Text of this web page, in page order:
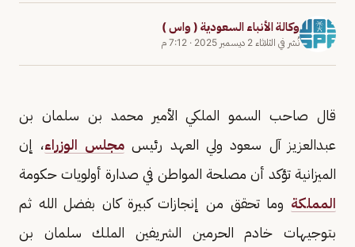
وكالة الأنباء السعودية ( واس )
نُشر في الثلاثاء 2 ديسمبر 2025 · 7:12 م
قال صاحب السمو الملكي الأمير محمد بن سلمان بن
عبدالعزيز آل سعود ولي العهد رئيسمجلس الوزراء، إن
الميزانية تؤكد أن مصلحة المواطن في صدارة أولويات حكومة
المملكة وما تحقق من إنجازات كبيرة كان بفضل الله ثم
بتوجيهات خادم الحرمين الشريفين الملك سلمان بن